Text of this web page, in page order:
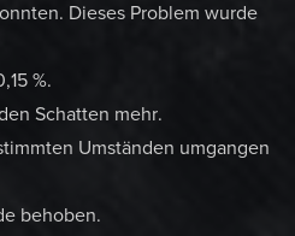
Dieses Problem wurde
%.
Schatten mehr.
Umständen umgangen
behoben.